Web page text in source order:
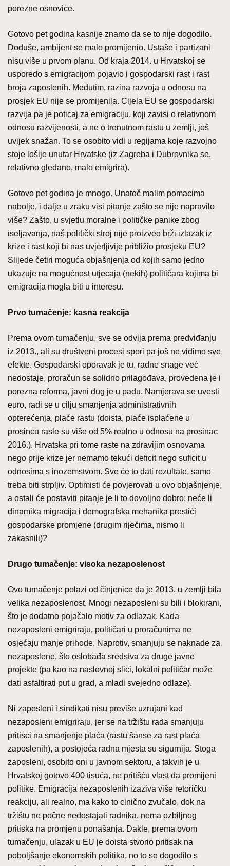
porezne osnovice.
Gotovo pet godina kasnije znamo da se to nije dogodilo.
Doduše, ambijent se malo promijenio. Ustaše i partizani
nisu više u prvom planu. Od kraja 2014. u Hrvatskoj se
usporedo s emigracijom pojavio i gospodarski rast i rast
broja zaposlenih. Međutim, razina razvoja u odnosu na
prosjek EU nije se promijenila. Cijela EU se gospodarski
razvija pa je poticaj za emigraciju, koji zavisi o relativnom
odnosu razvijenosti, a ne o trenutnom rastu u zemlji, još
uvijek snažan. To se osobito vidi u regijama koje razvojno
stoje lošije unutar Hrvatske (iz Zagreba i Dubrovnika se,
relativno gledano, malo emigrira).
Gotovo pet godina je mnogo. Unatoč malim pomacima
nabolje, i dalje u zraku visi pitanje zašto se nije napravilo
više? Zašto, u svjetlu moralne i političke panike zbog
iseljavanja, naš politički stroj nije proizveo brži izlazak iz
krize i rast koji bi nas uvjerljivije približio prosjeku EU?
Slijede četiri moguća objašnjenja od kojih samo jedno
ukazuje na mogućnost utjecaja (nekih) političara kojima bi
emigracija mogla biti u interesu.
Prvo tumačenje: kasna reakcija
Prema ovom tumačenju, sve se odvija prema predviđanju
iz 2013., ali su društveni procesi spori pa još ne vidimo sve
efekte. Gospodarski oporavak je tu, radne snage već
nedostaje, proračun se solidno prilagođava, provedena je i
porezna reforma, javni dug je u padu. Namjerava se uvesti
euro, radi se u cilju smanjenja administrativnih
opterećenja, plaće rastu (doista, plaće isplaćene u
prosincu rasle su više od 5% realno u odnosu na prosinac
2016.). Hrvatska pri tome raste na zdravijim osnovama
nego prije krize jer nemamo tekući deficit nego suficit u
odnosima s inozemstvom. Sve će to dati rezultate, samo
treba biti strpljiv. Optimisti će povjerovati u ovo objašnjenje,
a ostali će postaviti pitanje je li to dovoljno dobro; neće li
dinamika migracija i demografska mehanika prestići
gospodarske promjene (drugim riječima, nismo li
zakasnili)?
Drugo tumačenje: visoka nezaposlenost
Ovo tumačenje polazi od činjenice da je 2013. u zemlji bila
velika nezaposlenost. Mnogi nezaposleni su bili i blokirani,
što je dodatno pojačalo motiv za odlazak. Kada
nezaposleni emigriraju, političari u proračunima ne
osjećaju manje prihode. Naprotiv, smanjuju se naknade za
nezaposlene, što oslobađa sredstva za druge javne
projekte (pa kao na naslovnoj slici, lokalni političar može
dati asfaltirati put u grad, a mladi svejedno odlaze).
Ni zaposleni i sindikati nisu previše uzrujani kad
nezaposleni emigriraju, jer se na tržištu rada smanjuju
pritisci na smanjenje plaća (rastu šanse za rast plaća
zaposlenih), a postojeća radna mjesta su sigurnija. Stoga
zaposleni, osobito oni u javnom sektoru, a takvih je u
Hrvatskoj gotovo 400 tisuća, ne pritišću vlast da promijeni
politike. Emigracija nezaposlenih izaziva više retoričku
reakciju, ali realno, ma kako to cinično zvučalo, dok na
tržištu ne počne nedostajati radnika, nema ozbiljnog
pritiska na promjenu ponašanja. Dakle, prema ovom
tumačenju, ulazak u EU je doista stvorio pritisak na
poboljšanje ekonomskih politika, no to se dogodilo s